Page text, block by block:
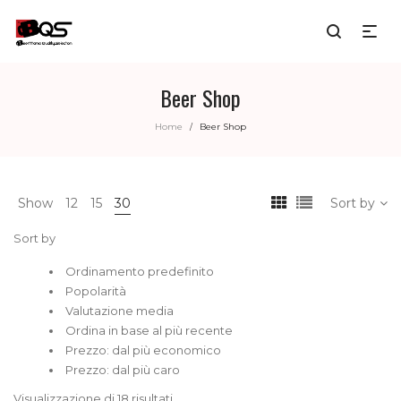
Beer Shop
Home / Beer Shop
Show 12 15 30 Sort by
Sort by
Ordinamento predefinito
Popolarità
Valutazione media
Ordina in base al più recente
Prezzo: dal più economico
Prezzo: dal più caro